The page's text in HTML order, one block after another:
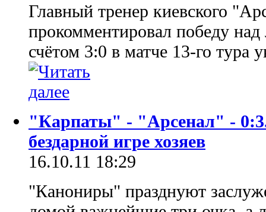
Главный тренер киевского
прокомментировал победу
счётом 3:0 в матче 13-го тура
"Карпаты" - "Арсенал" -
бездарной игре хозяев
16.10.11 18:29
"Канониры" празднуют